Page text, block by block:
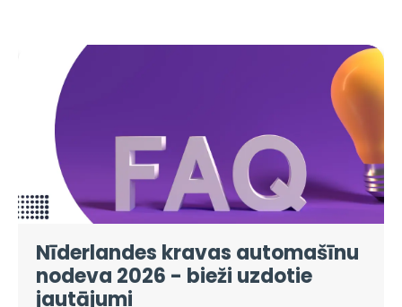
Nīderlandes kravas automašīnu
nodeva 2026 - bieži uzdotie
jautājumi